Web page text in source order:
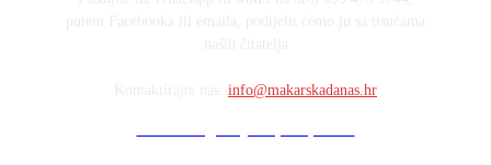
info@makarskadanas.hr